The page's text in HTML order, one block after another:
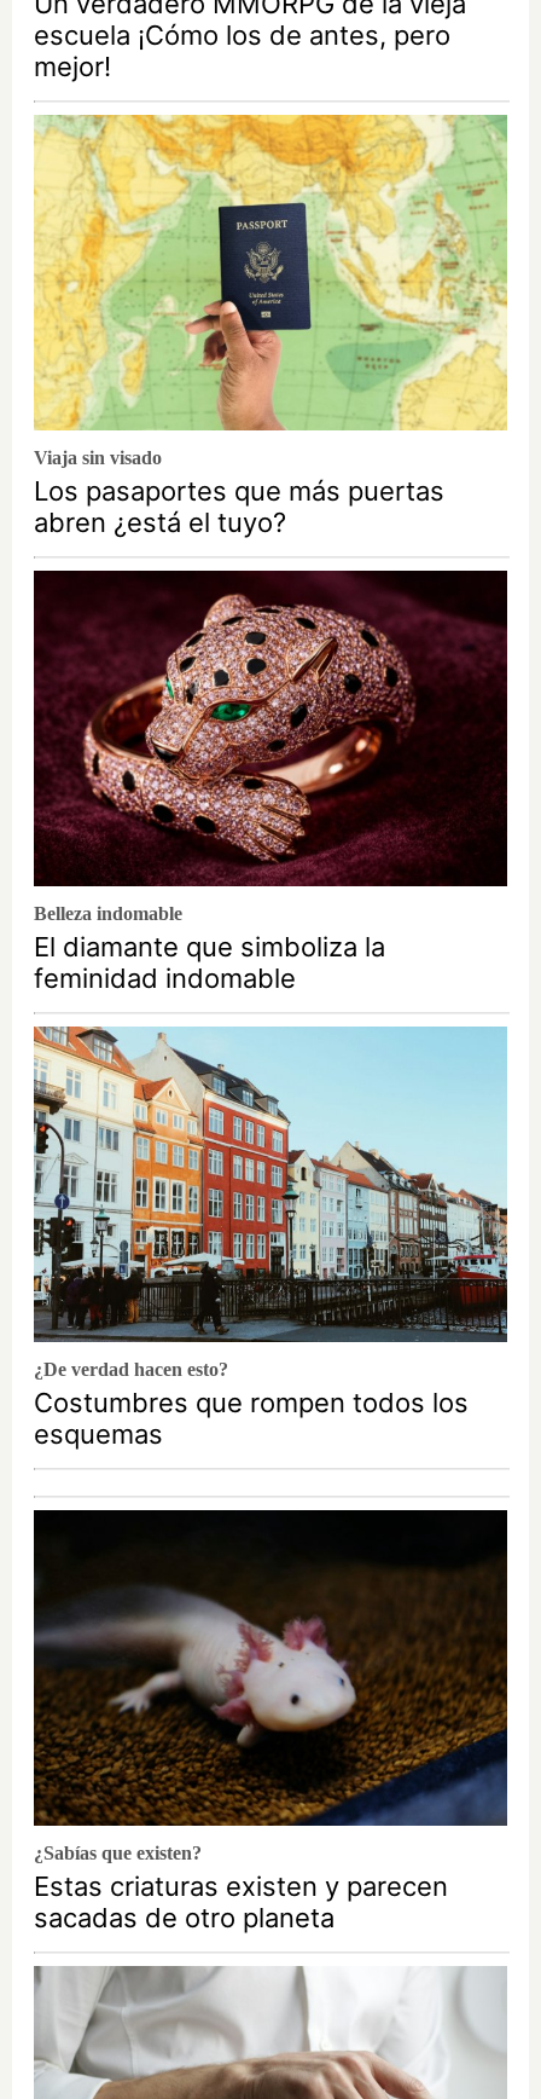
escuela ¡Cómo los de antes, pero
mejor!
Viaja sin visado
Los pasaportes que más puertas
abren ¿está el tuyo?
Belleza indomable
El diamante que simboliza la
feminidad indomable
¿De verdad hacen esto?
Costumbres que rompen todos los
esquemas
¿Sabías que existen?
Estas criaturas existen y parecen
sacadas de otro planeta